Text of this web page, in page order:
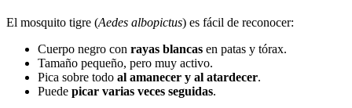
El mosquito tigre (Aedes albopictus) es fácil de reconocer:
Cuerpo negro con rayas blancas en patas y tórax.
Tamaño pequeño, pero muy activo.
Pica sobre todo al amanecer y al atardecer.
Puede picar varias veces seguidas.